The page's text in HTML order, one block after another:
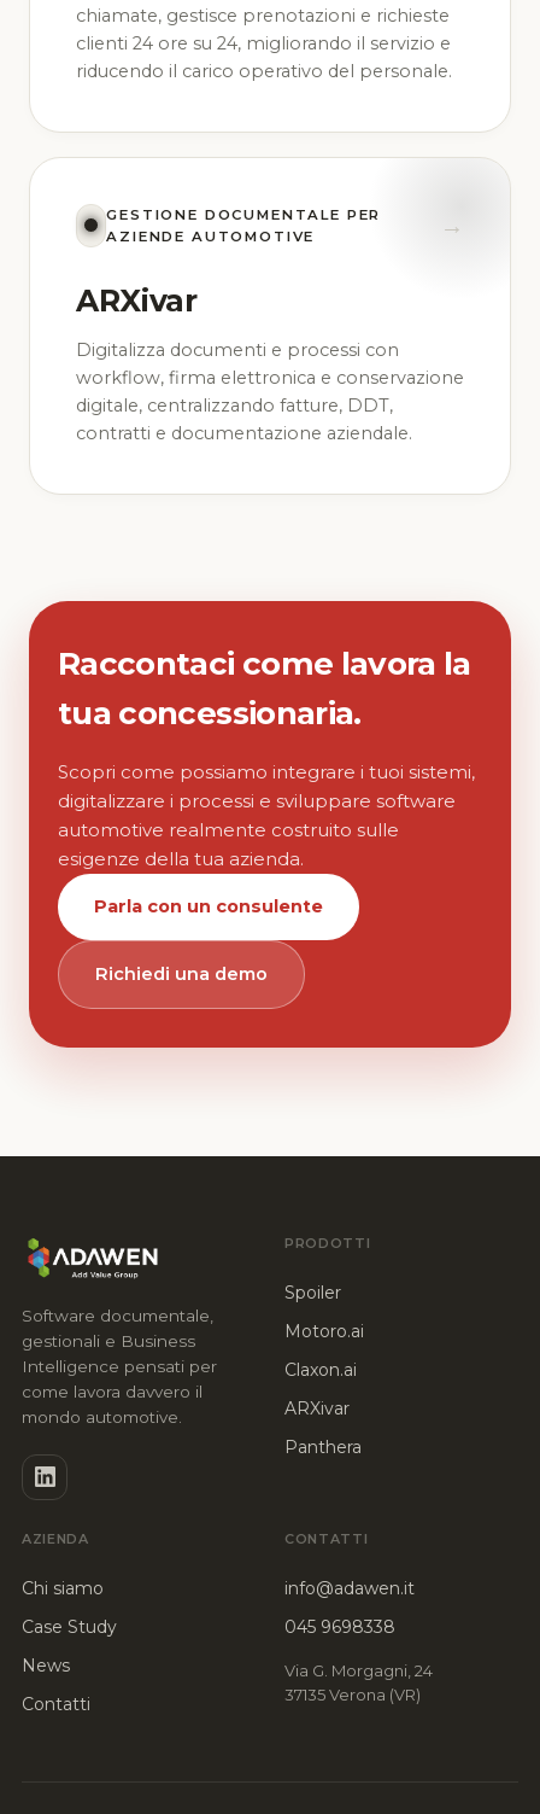
chiamate, gestisce prenotazioni e richieste
clienti 24 ore su 24, migliorando il servizio e
riducendo il carico operativo del personale.
GESTIONE DOCUMENTALE PER
AZIENDE AUTOMOTIVE
→
ARXivar
Digitalizza documenti e processi con
workflow, firma elettronica e conservazione
digitale, centralizzando fatture, DDT,
contratti e documentazione aziendale.
Raccontaci come lavora la
tua concessionaria.
Scopri come possiamo integrare i tuoi sistemi,
digitalizzare i processi e sviluppare software
automotive realmente costruito sulle
esigenze della tua azienda.
Parla con un consulente
Richiedi una demo
Software documentale,
gestionali e Business
Intelligence pensati per
come lavora davvero il
mondo automotive.
PRODOTTI
Spoiler
Motoro.ai
Claxon.ai
ARXivar
Panthera
AZIENDA
Chi siamo
Case Study
News
Contatti
CONTATTI
info@adawen.it
045 9698338
Via G. Morgagni, 24
37135 Verona (VR)